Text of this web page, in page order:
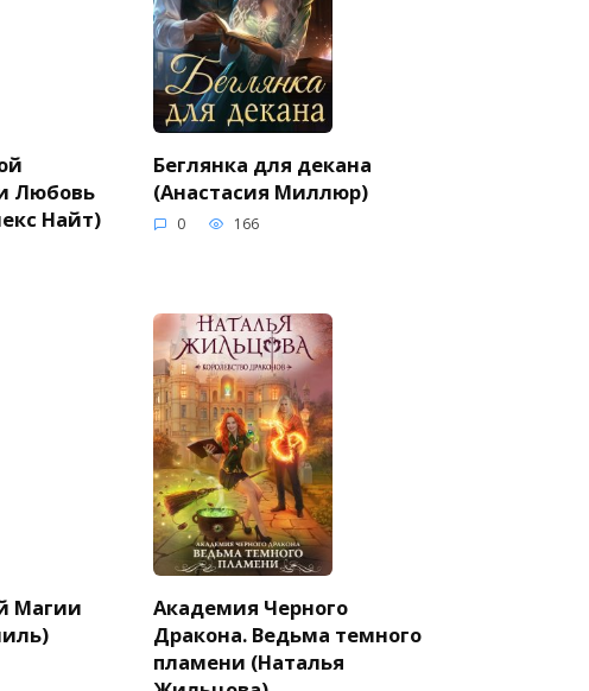
Любовь
Найт)
Беглянка для декана
(Анастасия Миллюр)
0 166
Магии
Академия Черного
Дракона. Ведьма темного
пламени (Наталья